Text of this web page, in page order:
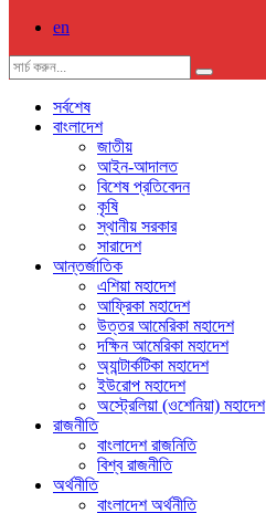
en
সর্বশেষ
বাংলাদেশ
জাতীয়
আইন-আদালত
বিশেষ প্রতিবেদন
কৃষি
স্থানীয় সরকার
সারাদেশ
আন্তর্জাতিক
এশিয়া মহাদেশ
আফ্রিকা মহাদেশ
উত্তর আমেরিকা মহাদেশ
দক্ষিন আমেরিকা মহাদেশ
অ্যান্টার্কটিকা মহাদেশ
ইউরোপ মহাদেশ
অস্ট্রেলিয়া (ওশেনিয়া) মহাদেশ
রাজনীতি
বাংলাদেশ রাজনিতি
বিশ্ব রাজনীতি
অর্থনীতি
বাংলাদেশ অর্থনীতি